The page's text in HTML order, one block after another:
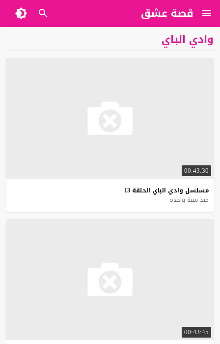
قصة عشق
وادي الباي
00:43:30
مسلسل وادي الباي الحلقة 13
منذ سنة واحدة
00:43:45